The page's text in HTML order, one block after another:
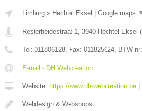
Limburg » Hechtel Eksel Google maps ▼
Resterheidestraat 1, 3940 Hechtel Eksel (
Tel: 011806128, Fax: 011825624, BTW-nr:
E-mail › DH Webcreation
Website: https://www.dh-webcreation.be
Webdesign & Webshops